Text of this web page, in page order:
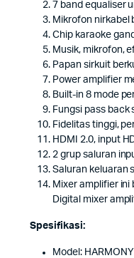
7 band equaliser
Mikrofon nirkabel
Chip karaoke
Musik, mikrofon,
Papan sirkuit
Power amplifier
Built-in 8 mode
Fungsi pass back
Fidelitas tinggi,
HDMI 2.0, input
2 grup saluran
Saluran keluaran
Mixer amplifier
Digital mixer
Spesifikasi:
Model: